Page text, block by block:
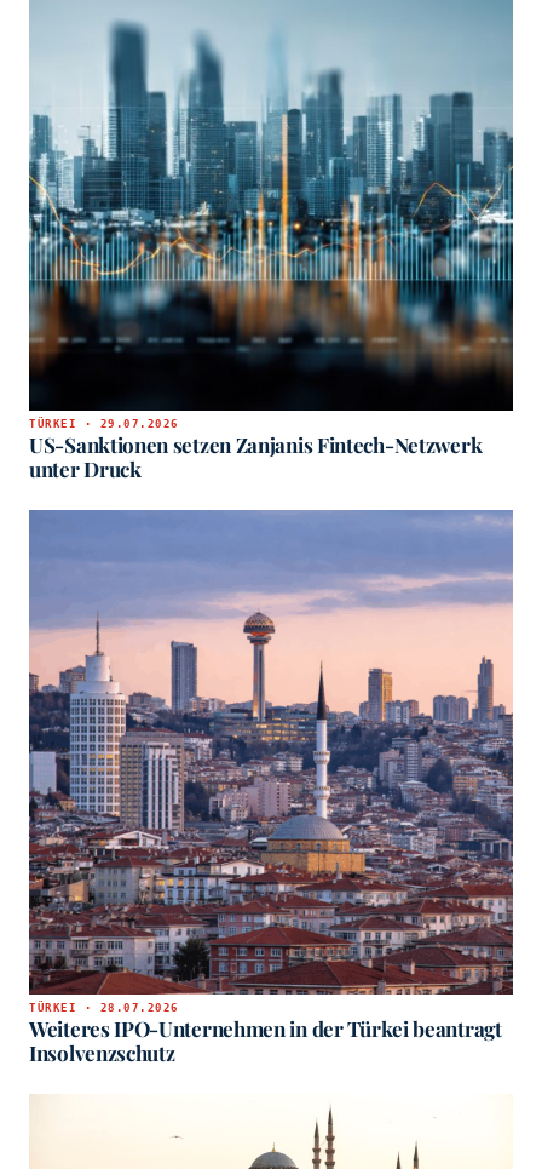
TÜRKEI · 29.07.2026
US-Sanktionen setzen Zanjanis Fintech-Netzwerk
unter Druck
TÜRKEI · 28.07.2026
Weiteres IPO-Unternehmen in der Türkei beantragt
Insolvenzschutz